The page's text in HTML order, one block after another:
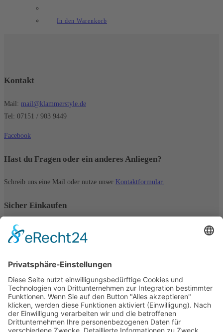
In den Warenkorb
Kontakt
Mail: mail@klammerstyle.de
Tel: 07151 / 903 9449
Facebook
Hast du Fragen oder ein anderes Anliegen?
Schreib uns eine Mail oder nutze unser Kontaktformular.
Sicher Einkaufen
Schneller Versand innerhalb Deutschlands
Sichere Zahlung 💳 mit SSL-Verschlüsselung 🔒
Links
Impressum
Datenschutz
Zahlungsmöglichkeiten